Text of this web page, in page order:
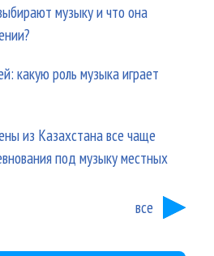
музыку и что она
какую роль музыка играет
из Казахстана все чаще
под музыку местных
все